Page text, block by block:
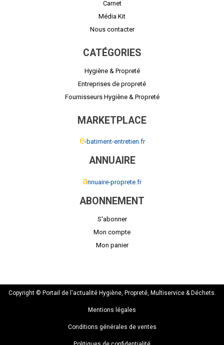
Carnet
Média Kit
Nous contacter
CATÉGORIES
Hygiène & Propreté
Entreprises de propreté
Fournisseurs Hygiène & Propreté
MARKETPLACE
e-batiment-entretien.fr
ANNUAIRE
annuaire-proprete.fr
ABONNEMENT
S'abonner
Mon compte
Mon panier
Copyright © Portail de l'actualité Hygiène, Propreté, Multiservice & Déchets.
Mentions légales
Conditions générales de ventes